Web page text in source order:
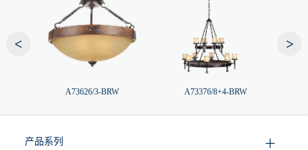
A73626/3-BRW A73376/8+4-BRW
< >
产品系列